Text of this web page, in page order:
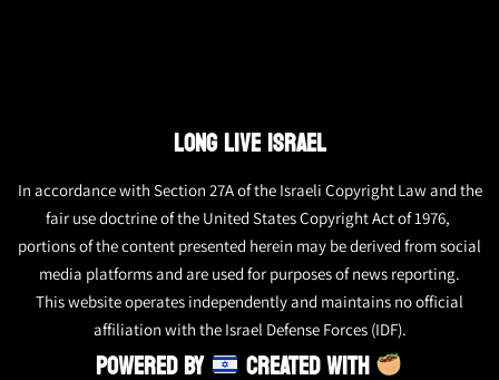
LONG LIVE ISRAEL
In accordance with Section 27A of the Israeli Copyright Law and the
fair use doctrine of the United States Copyright Act of 1976,
portions of the content presented herein may be derived from social
media platforms and are used for purposes of news reporting.
This website operates independently and maintains no official
affiliation with the Israel Defense Forces (IDF).
POWERED BY CREATED WITH